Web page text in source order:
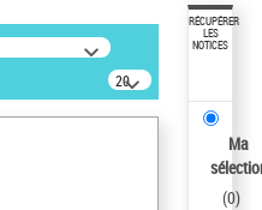
20
résultats/page
RÉCUPÉRER
LES
NOTICES
Ma
(0)